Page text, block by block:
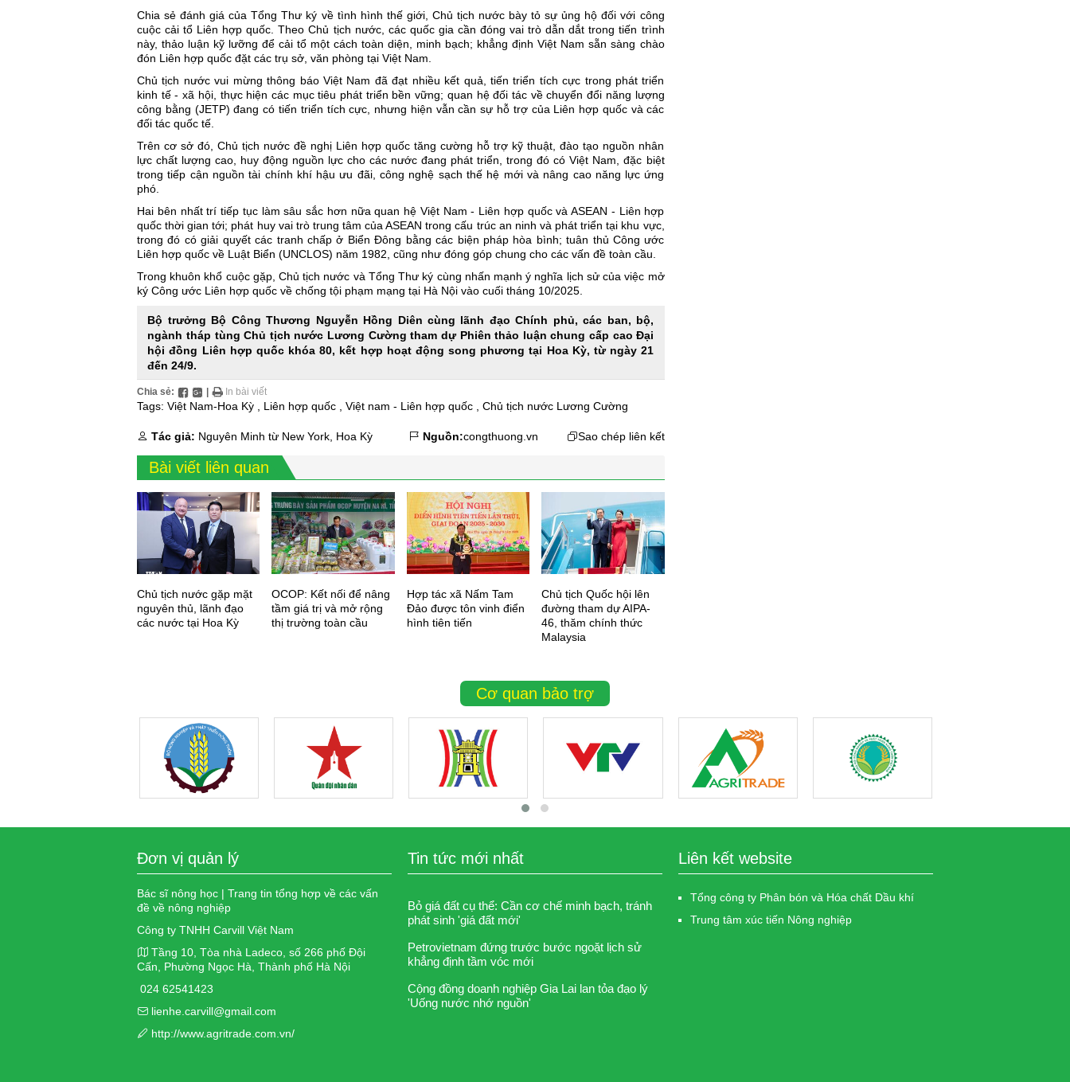
Chia sẻ đánh giá của Tổng Thư ký về tình hình thế giới, Chủ tịch nước bày tỏ sự ủng hộ đối với công
cuộc cải tổ Liên hợp quốc. Theo Chủ tịch nước, các quốc gia cần đóng vai trò dẫn dắt trong tiến trình
này, thảo luận kỹ lưỡng để cải tổ một cách toàn diện, minh bạch; khẳng định Việt Nam sẵn sàng chào
đón Liên hợp quốc đặt các trụ sở, văn phòng tại Việt Nam.
Chủ tịch nước vui mừng thông báo Việt Nam đã đạt nhiều kết quả, tiến triển tích cực trong phát triển
kinh tế - xã hội, thực hiện các mục tiêu phát triển bền vững; quan hệ đối tác về chuyển đổi năng lượng
công bằng (JETP) đang có tiến triển tích cực, nhưng hiện vẫn cần sự hỗ trợ của Liên hợp quốc và các
đối tác quốc tế.
Trên cơ sở đó, Chủ tịch nước đề nghị Liên hợp quốc tăng cường hỗ trợ kỹ thuật, đào tạo nguồn nhân
lực chất lượng cao, huy động nguồn lực cho các nước đang phát triển, trong đó có Việt Nam, đặc biệt
trong tiếp cận nguồn tài chính khí hậu ưu đãi, công nghệ sạch thế hệ mới và nâng cao năng lực ứng
phó.
Hai bên nhất trí tiếp tục làm sâu sắc hơn nữa quan hệ Việt Nam - Liên hợp quốc và ASEAN - Liên hợp
quốc thời gian tới; phát huy vai trò trung tâm của ASEAN trong cấu trúc an ninh và phát triển tại khu vực,
trong đó có giải quyết các tranh chấp ở Biển Đông bằng các biện pháp hòa bình; tuân thủ Công ước
Liên hợp quốc về Luật Biển (UNCLOS) năm 1982, cũng như đóng góp chung cho các vấn đề toàn cầu.
Trong khuôn khổ cuộc gặp, Chủ tịch nước và Tổng Thư ký cùng nhấn mạnh ý nghĩa lịch sử của việc mở
ký Công ước Liên hợp quốc về chống tội phạm mạng tại Hà Nội vào cuối tháng 10/2025.
Bộ trưởng Bộ Công Thương Nguyễn Hồng Diên cùng lãnh đạo Chính phủ, các ban, bộ,
ngành tháp tùng Chủ tịch nước Lương Cường tham dự Phiên thảo luận chung cấp cao Đại
hội đồng Liên hợp quốc khóa 80, kết hợp hoạt động song phương tại Hoa Kỳ, từ ngày 21
đến 24/9.
Chia sẻ: In bài viết
Tags: Việt Nam-Hoa Kỳ , Liên hợp quốc , Việt nam - Liên hợp quốc , Chủ tịch nước Lương Cường
Tác giả: Nguyên Minh từ New York, Hoa Kỳ Nguồn:congthuong.vn Sao chép liên kết
Bài viết liên quan
Chủ tịch nước gặp mặt
nguyên thủ, lãnh đạo
các nước tại Hoa Kỳ
OCOP: Kết nối để nâng
tầm giá trị và mở rộng
thị trường toàn cầu
Hợp tác xã Nấm Tam
Đảo được tôn vinh điển
hình tiên tiến
Chủ tịch Quốc hội lên
đường tham dự AIPA-
46, thăm chính thức
Malaysia
Cơ quan bảo trợ
Đơn vị quản lý
Bác sĩ nông học | Trang tin tổng hợp về các vấn
đề về nông nghiệp
Công ty TNHH Carvill Việt Nam
Tầng 10, Tòa nhà Ladeco, số 266 phố Đội
Cấn, Phường Ngọc Hà, Thành phố Hà Nội
024 62541423
lienhe.carvill@gmail.com
http://www.agritrade.com.vn/
Tin tức mới nhất
Bỏ giá đất cụ thể: Cần cơ chế minh bạch, tránh
phát sinh 'giá đất mới'
Petrovietnam đứng trước bước ngoặt lịch sử
khẳng định tầm vóc mới
Cộng đồng doanh nghiệp Gia Lai lan tỏa đạo lý
'Uống nước nhớ nguồn'
Liên kết website
Tổng công ty Phân bón và Hóa chất Dầu khí
Trung tâm xúc tiến Nông nghiệp